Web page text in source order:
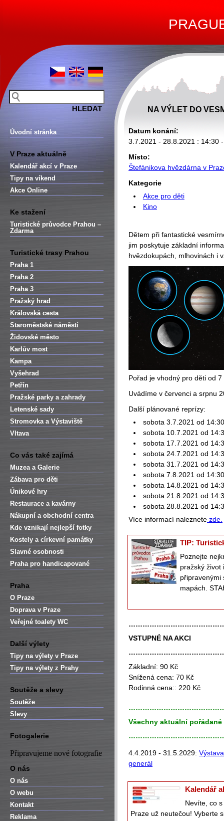
Úvodní stránka
V Praze aktuálně
Kalendář akcí v Praze
Tipy na víkend
Akce Online
Ke stažení
Turistické průvodce Prahou –
Zdarma
Turistické trasy Prahou
Praha 1
Praha 2
Praha 3
Pražský hrad
Královská cesta
Staroměstské náměstí
Židovské město
Karlův most
Kampa
Vyšehrad
Petřín
Pražské parky a zahrady
Letenské sady
Stromovka a Výstaviště
Vltava
Co vás také zajímá
Muzea a Galerie
Zábava pro děti
Únikové hry
Restaurace a kavárny
Nákupní a obchodní centra
Kde vznikají nejlepší fotky
Kostely a církevní památky
Slavné osobnosti
Praha pro handicapované
Praha
O Praze
Doprava v Praze
Veřejné toalety WC
Další výlety
Tipy na výlety v Praze
Tipy na výlety z Prahy
Soutěže a slevy
Soutěže
Slevy
Fotogalerie
Připravujeme nové fotografie
O nás
O nás
O webu
Kontakt
Reklama
NA VÝLET DO
Datum konání:
3.7.2021 - 28.8.2021 : 14:30
Místo:
Štefánikova hvězdárna v
Kategorie
Akce pro děti
Kino
Dětem při fantastické
jim poskytuje základní
hvězdokupách, mlhovinách i
Pořad je vhodný pro děti od
Uvádíme v červenci a srpnu
Další plánované reprízy:
sobota 3.7.2021 od 14:30
sobota 10.7.2021 od
sobota 17.7.2021 od
sobota 24.7.2021 od
sobota 31.7.2021 od
sobota 7.8.2021 od 14:30
sobota 14.8.2021 od
sobota 21.8.2021 od
sobota 28.8.2021 od
Více informací naleznete zde.
TIP:
Poznejte
pražský život
připravenými
mapách.
VSTUPNÉ NA AKCI
Základní: 90 Kč
Snížená cena: 70 Kč
Rodinná cena:: 220 Kč
Všechny aktuální pořádané
4.4.2019 - 31.5.2029:
generál
Kalendář
Nevíte, co
Praze už neutečou! Vyberte